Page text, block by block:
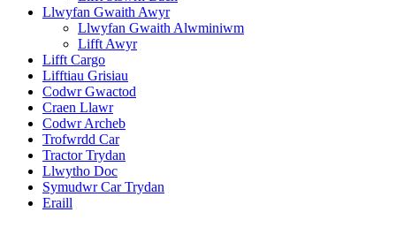
Llwyfan Gwaith Awyr
Llwyfan Gwaith Alwminiwm
Lifft Awyr
Lifft Cargo
Lifftiau Grisiau
Codwr Gwactod
Craen Llawr
Codwr Archeb
Trofwrdd Car
Tractor Trydan
Llwytho Doc
Symudwr Car Trydan
Eraill